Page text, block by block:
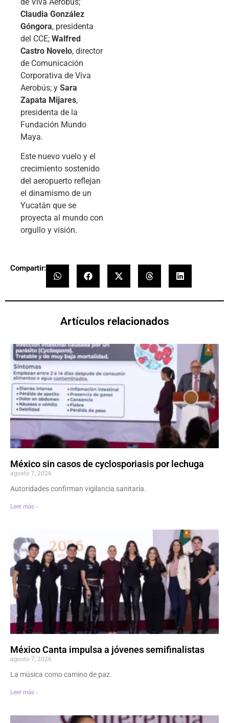
Claudia González
Góngora, presidenta
del CCE; Walfred
Castro Novelo, director
de Comunicación
Corporativa de Viva
Aerobús; y Sara
Zapata Mijares,
presidenta de la
Fundación Mundo
Maya.
Este nuevo vuelo y el
crecimiento sostenido
del aeropuerto reflejan
el dinamismo de un
Yucatán que se
proyecta al mundo con
orgullo y visión.
Compartir:
Artículos relacionados
México sin casos de cyclosporiasis por lechuga
agosto 7, 2026
Autoridades confirman vigilancia sanitaria.
Leer más ›
México Canta impulsa a jóvenes semifinalistas
agosto 7, 2026
La música como camino de paz.
Leer más ›